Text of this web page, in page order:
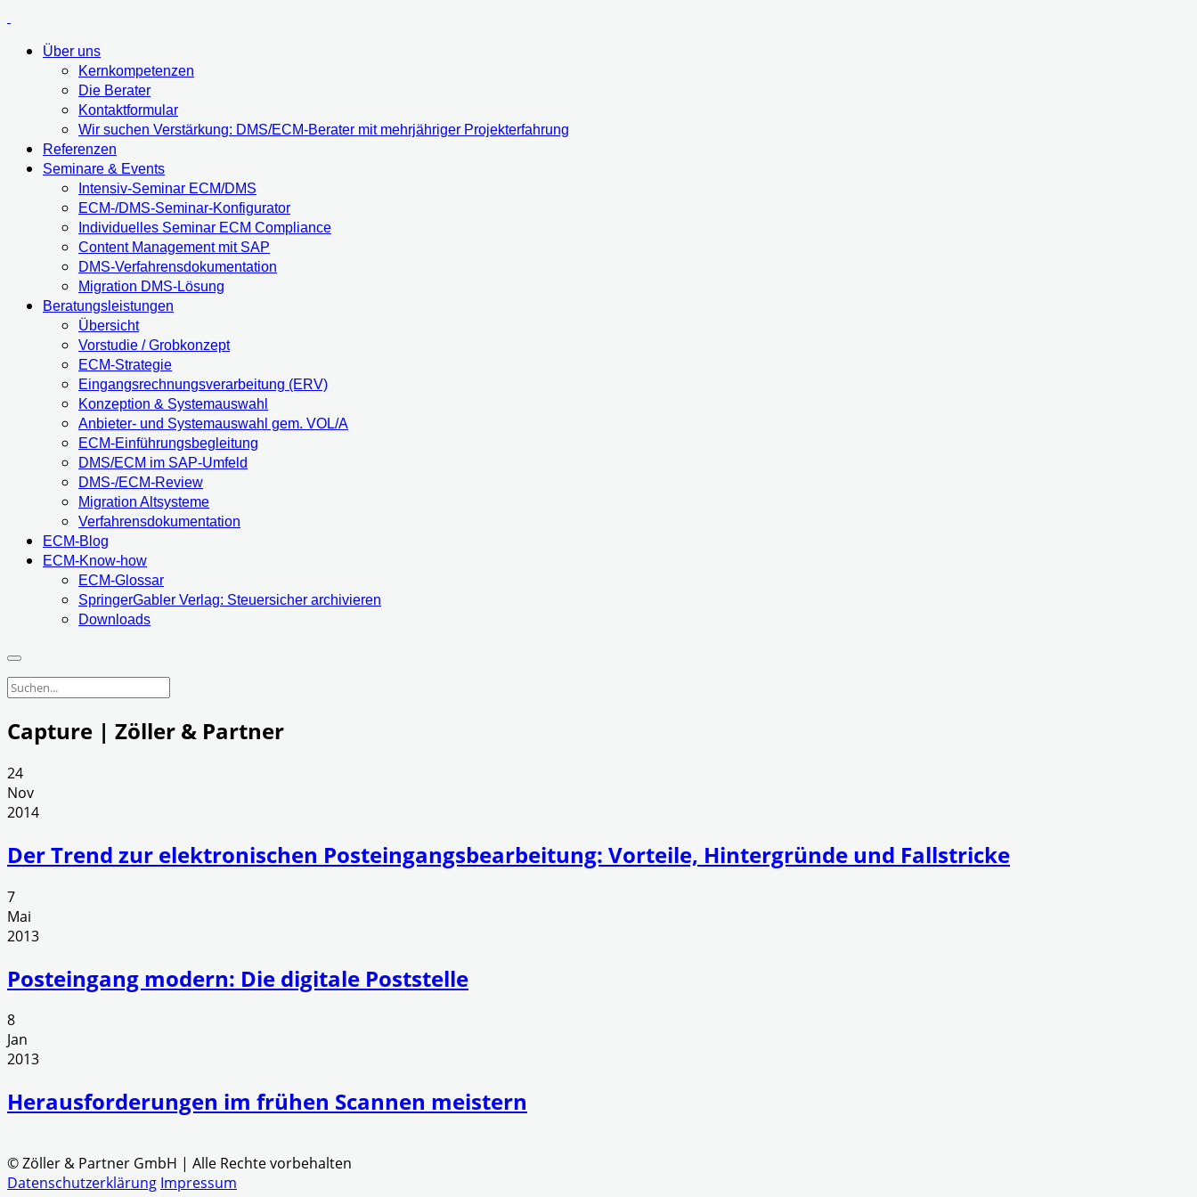
Über uns
Kernkompetenzen
Die Berater
Kontaktformular
Wir suchen Verstärkung: DMS/ECM-Berater mit mehrjähriger Projekterfahrung
Referenzen
Seminare & Events
Intensiv-Seminar ECM/DMS
ECM-/DMS-Seminar-Konfigurator
Individuelles Seminar ECM Compliance
Content Management mit SAP
DMS-Verfahrensdokumentation
Migration DMS-Lösung
Beratungsleistungen
Übersicht
Vorstudie / Grobkonzept
ECM-Strategie
Eingangsrechnungsverarbeitung (ERV)
Konzeption & Systemauswahl
Anbieter- und Systemauswahl gem. VOL/A
ECM-Einführungsbegleitung
DMS/ECM im SAP-Umfeld
DMS-/ECM-Review
Migration Altsysteme
Verfahrensdokumentation
ECM-Blog
ECM-Know-how
ECM-Glossar
SpringerGabler Verlag: Steuersicher archivieren
Downloads
Capture | Zöller & Partner
24
Nov
2014
Der Trend zur elektronischen Posteingangsbearbeitung: Vorteile, Hintergründe und Fallstricke
7
Mai
2013
Posteingang modern: Die digitale Poststelle
8
Jan
2013
Herausforderungen im frühen Scannen meistern
© Zöller & Partner GmbH | Alle Rechte vorbehalten
Datenschutzerklärung Impressum